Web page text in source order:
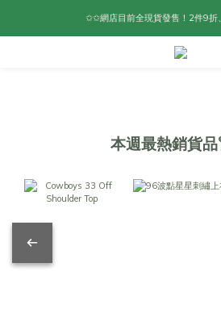
✩✩網店目前全現貨發售！2件9
本週最熱銷貨